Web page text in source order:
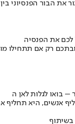
את הבור הפנסיוני
לכם את הפנסיה
רק אם תתחילו
אנשים, היא